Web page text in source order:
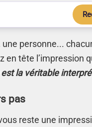
personne...
en tête l’impression
la véritable
pas
reste une